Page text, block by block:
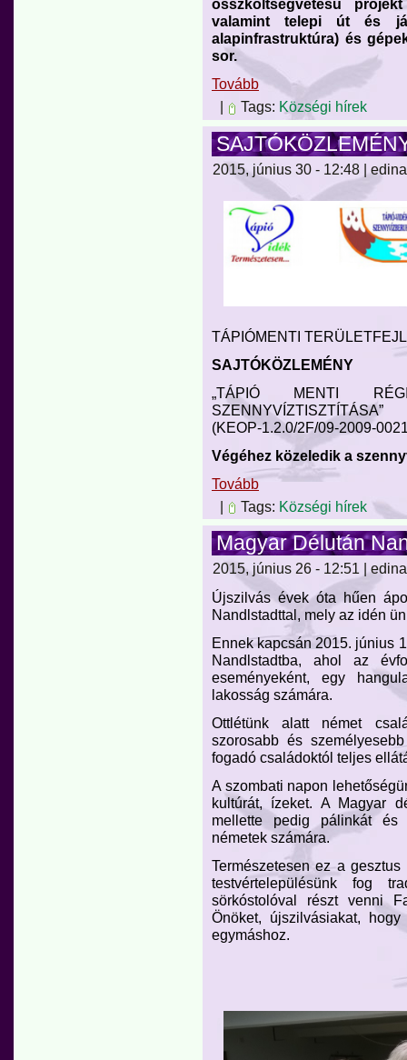
összköltségvetésű
valamint telepi út és
alapinfrastruktúra) és
sor.
Tovább
Tags: Községi hírek
2015, június 30 - 12:48 | edina
TÁPIÓMENTI
SAJTÓKÖZLEMÉNY
„TÁPIÓ MENTI
SZENNYVÍZTISZTÍTÁSA”
(KEOP-1.2.0/2F/09-2009-
Végéhez közeledik a
Tovább
|
Tags: Községi hírek
Magyar Délután
2015, június 26 - 12:51 | edina
Újszilvás évek óta hűen
Nandlstadttal, mely az idén
Ennek kapcsán 2015. június
Nandlstadtba, ahol az
eseményeként, egy
lakosság számára.
Ottlétünk alatt német
szorosabb és
fogadó családoktól teljes
A szombati napon
kultúrát, ízeket. A Magyar
mellette pedig pálinkát és
németek számára.
Természetesen ez a
testvértelepülésünk fog
sörkóstolóval részt venni
Önöket, újszilvásiakat,
egymáshoz.